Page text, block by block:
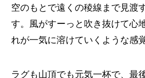
空のもとで遠くの稜線まで見渡
す。風がすーっと吹き抜けて心
れが一気に溶けていくような感
ラグも山頂でも元気一杯で、最